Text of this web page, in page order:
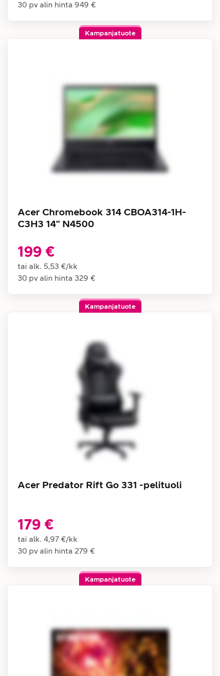
30 pv alin hinta 949 €
Kampanjatuote
Acer Chromebook 314 CBOA314-1H-
C3H3 14" N4500
199 €
tai alk. 5,53 €/kk
30 pv alin hinta 329 €
Kampanjatuote
Acer Predator Rift Go 331 -pelituoli
179 €
tai alk. 4,97 €/kk
30 pv alin hinta 279 €
Kampanjatuote